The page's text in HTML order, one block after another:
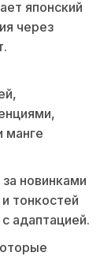
японский
через
манге
новинками
тонкостей
адаптацией.